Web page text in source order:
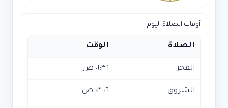
أوقات الصلاة اليوم
الصلاة الوقت
الفجر ٠١:٣٦ ص
الشروق ٠٣:٠٦ ص